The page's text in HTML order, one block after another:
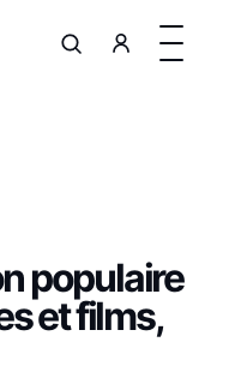
populaire
et films,